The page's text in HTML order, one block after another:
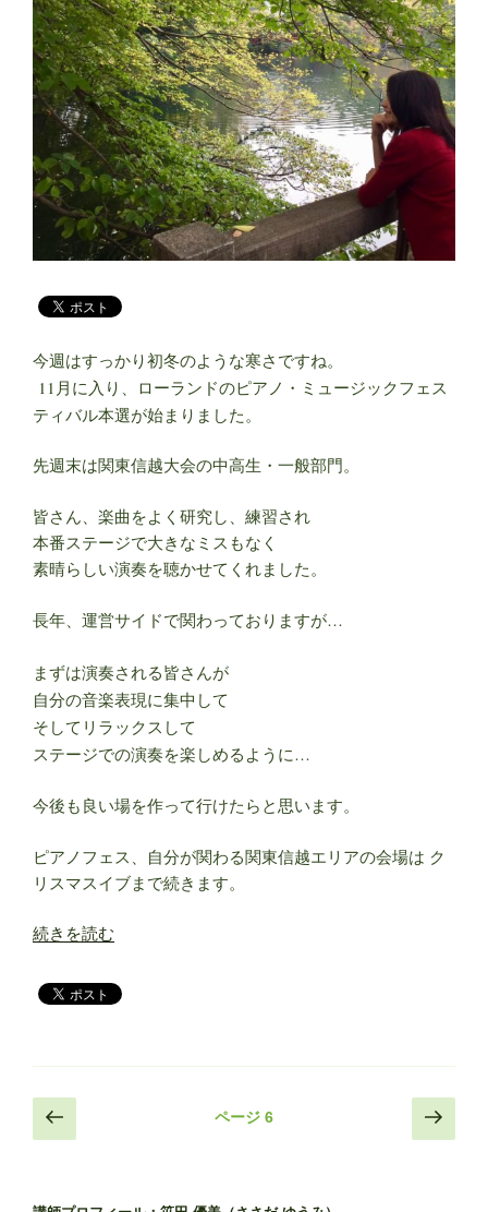
た
♪”
の
今週はすっかり初冬のような寒さですね。
11月に入り、ローランドのピアノ・ミュージックフェス
ティバル本選が始まりました。
先週末は関東信越大会の中高生・一般部門。
皆さん、楽曲をよく研究し、練習され
本番ステージで大きなミスもなく
素晴らしい演奏を聴かせてくれました。
長年、運営サイドで関わっておりますが…
まずは演奏される皆さんが
自分の音楽表現に集中して
そしてリラックスして
ステージでの演奏を楽しめるように…
今後も良い場を作って行けたらと思います。
ピアノフェス、自分が関わる関東信越エリアの会場は ク
リスマスイブまで続きます。
“久
ぶ
仙
へ
♪”
続きを読む
投
稿
ビ
の
ページ 6
次
の